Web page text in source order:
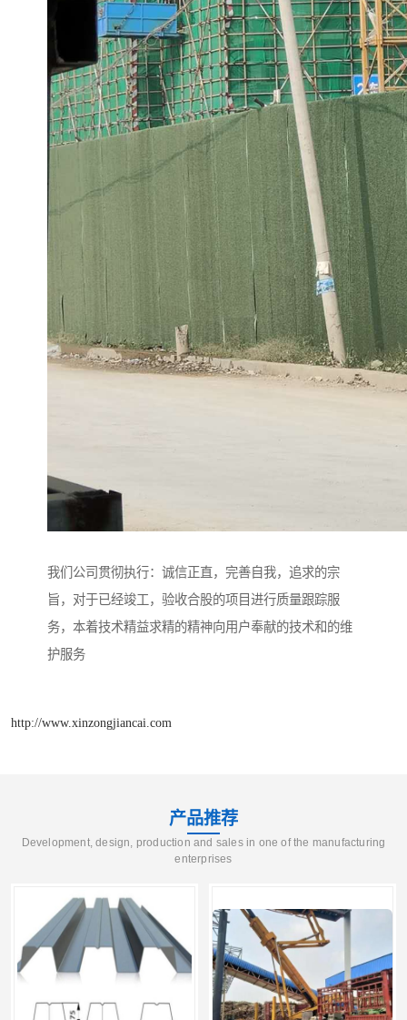
我们公司贯彻执行：诚信正直，完善自我，追求的宗
旨，对于已经竣工，验收合股的项目进行质量跟踪服
务，本着技术精益求精的精神向用户奉献的技术和的维
护服务
http://www.xinzongjiancai.com
产品推荐
Development, design, production and sales in one of the manufacturing
enterprises